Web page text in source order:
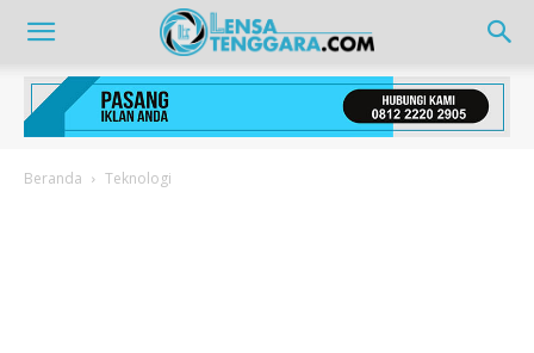
Beranda Teknologi